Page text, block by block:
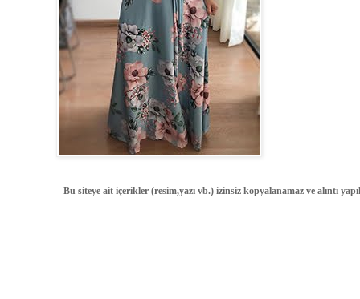
Bu siteye ait içerikler (resim,yazı vb.) izinsiz kopyalanamaz ve alıntı